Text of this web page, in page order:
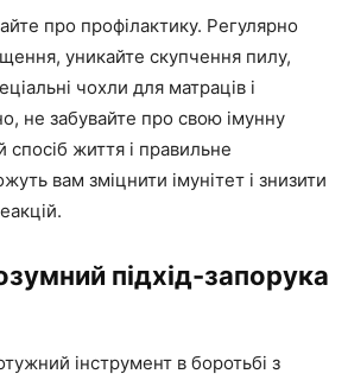
про профілактику. Регулярно
уникайте скупчення пилу,
чохли для матраців і
не забувайте про свою імунну
життя і правильне
вам зміцнити імунітет і знизити
підхід-запорука
інструмент в боротьбі з